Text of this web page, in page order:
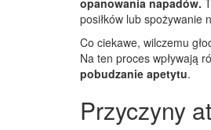
opanowania napadów.
posiłków lub spożywanie
Co ciekawe, wilczemu
Na ten proces wpływają
pobudzanie apetytu.
Przyczyny